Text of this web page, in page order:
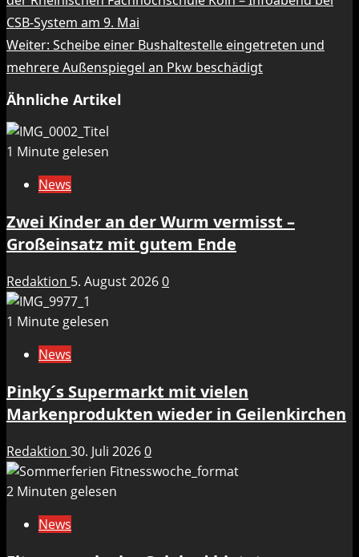
CSB-System am 9. Mai
Weiter: Scheibe einer Bushaltestelle eingetreten und
mehrere Außenspiegel an Pkw beschädigt
Ähnliche Artikel
1 Minute gelesen
News
Zwei Kinder an der Wurm vermisst –
Großeinsatz mit gutem Ende
Redaktion 5. August 20260
1 Minute gelesen
News
Pinky´s Supermarkt mit vielen
Markenprodukten wieder in Geilenkirchen
Redaktion 30. Juli 20260
2 Minuten gelesen
News